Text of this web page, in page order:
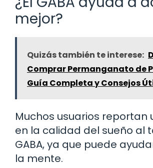
mejor?
Quizás también te interese:
Comprar Permanganato de
Guía Completa y Consejos
Muchos usuarios reportan
en la calidad del sueño al
GABA, ya que puede
la mente.